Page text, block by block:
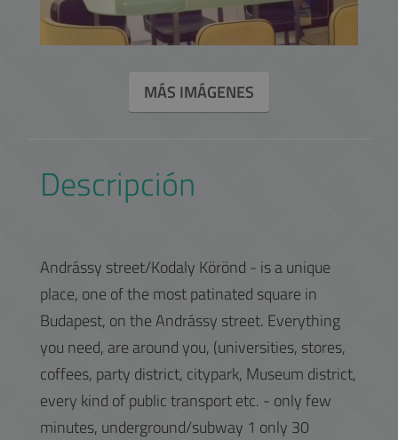
MÁS IMÁGENES
Descripción
Andrássy street/Kodaly Körönd - is a unique
place, one of the most patinated square in
Budapest, on the Andrássy street. Everything
you need, are around you, (universities, stores,
coffees, party district, citypark, Museum district,
every kind of public transport etc. - only few
minutes, underground/subway 1 only 30